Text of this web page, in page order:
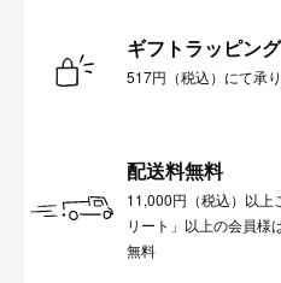
ギフトラッピング
517円（税込）にて承
配送料無料
11,000円（税込）以上
リート」以上の会員様
無料